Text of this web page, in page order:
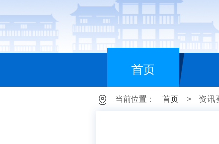
首页
当前位置： 首页 > 资讯